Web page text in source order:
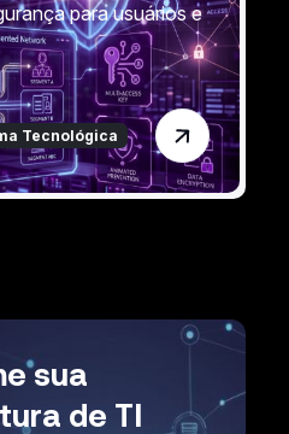
para usuários e
Tecnológica
sua
de TI